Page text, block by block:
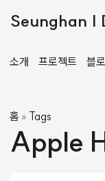
Seunghan |
소개 프로젝트 블
홈 » Tags
Apple